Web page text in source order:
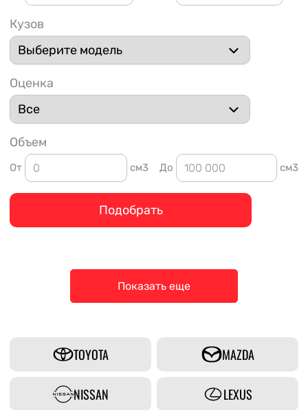
Кузов
Оценка
Объем
От см3 До см3
Подобрать
Показать еще
TOYOTA MAZDA
NISSAN LEXUS